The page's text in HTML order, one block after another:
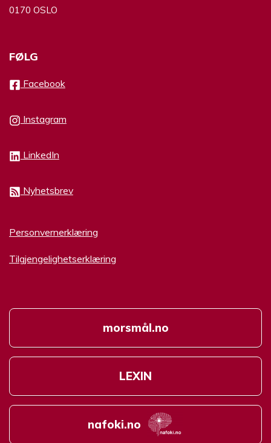
0170 OSLO
FØLG
Facebook
Instagram
LinkedIn
Nyhetsbrev
Personvernerklæring
Tilgjengelighetserklæring
morsmål.no
LEXIN
nafoki.no